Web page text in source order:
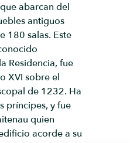
abarcan del
antiguos
180 salas. Este
Residencia, fue
XVI sobre el
de 1232. Ha
príncipes, y fue
quien
acorde a su